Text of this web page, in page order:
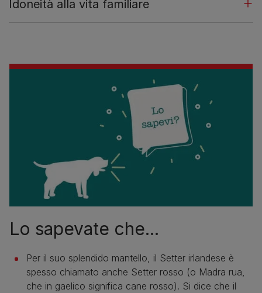
Idoneità alla vita familiare
Lo sapevate che...
Per il suo splendido mantello, il Setter irlandese è
spesso chiamato anche Setter rosso (o Madra rua,
che in gaelico significa cane rosso). Si dice che il